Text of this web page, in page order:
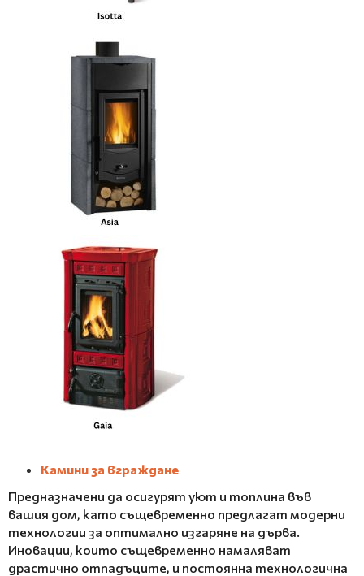
Камини за вграждане
Предназначени да осигурят уют и топлина във
вашия дом, като същевременно предлагат модерни
технологии за оптимално изгаряне на дърва.
Иновации, които същевременно намаляват
драстично отпадъците, и постоянна технологична